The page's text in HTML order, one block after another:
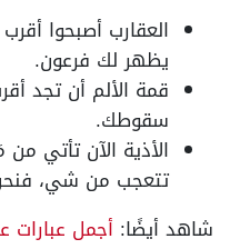
العقارب أصبحوا
يظهر لك فرعون.
قمة الألم أن تجد
سقوطك.
الأذية الآن تأتي
تتعجب من شي،
شاهد أيضًا: أجمل عبارات